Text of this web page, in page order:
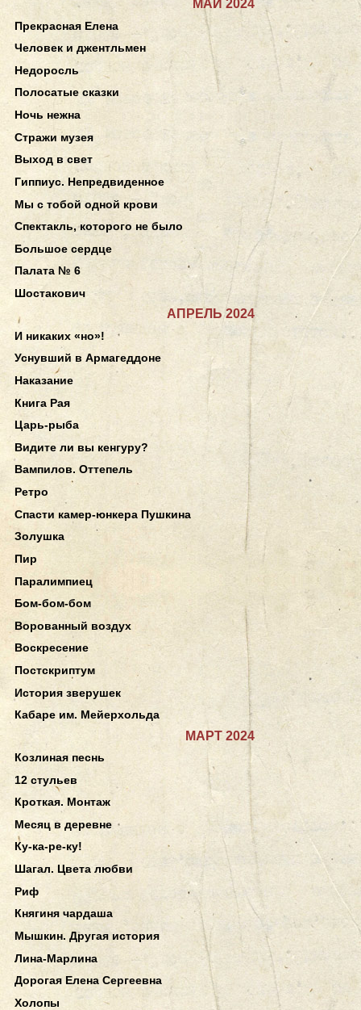
МАЙ 2024
Прекрасная Елена
Человек и джентльмен
Недоросль
Полосатые сказки
Ночь нежна
Стражи музея
Выход в свет
Гиппиус. Непредвиденное
Мы с тобой одной крови
Спектакль, которого не было
Большое сердце
Палата № 6
Шостакович
АПРЕЛЬ 2024
И никаких «но»!
Уснувший в Армагеддоне
Наказание
Книга Рая
Царь-рыба
Видите ли вы кенгуру?
Вампилов. Оттепель
Ретро
Спасти камер-юнкера Пушкина
Золушка
Пир
Паралимпиец
Бом-бом-бом
Ворованный воздух
Воскресение
Постскриптум
История зверушек
Кабаре им. Мейерхольда
МАРТ 2024
Козлиная песнь
12 стульев
Кроткая. Монтаж
Месяц в деревне
Ку-ка-ре-ку!
Шагал. Цвета любви
Риф
Княгиня чардаша
Мышкин. Другая история
Лина-Марлина
Дорогая Елена Сергеевна
Холопы